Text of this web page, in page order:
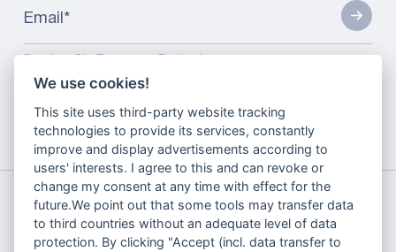
Email *
startseite
case-
studies
conversion-steigerung-durch-target-
roas-strategie
We use cookies!
This site uses third-party website tracking
technologies to provide its services, constantly
improve and display advertisements according to
users' interests. I agree to this and can revoke or
change my consent at any time with effect for the
future.We point out that some tools may transfer data
to third countries without an adequate level of data
protection. By clicking "Accept (incl. data transfer to